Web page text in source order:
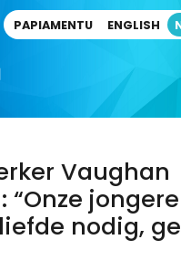
PAPIAMENTU ENGLISH
Vaughan
“Onze
nodig,